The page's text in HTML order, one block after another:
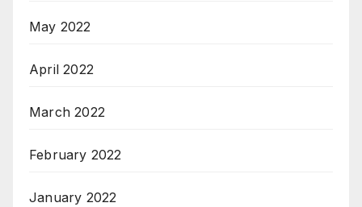
May 2022
April 2022
March 2022
February 2022
January 2022